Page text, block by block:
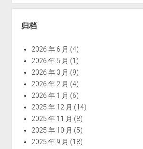
归档
2026 年 6 月 (4)
2026 年 5 月 (1)
2026 年 3 月 (9)
2026 年 2 月 (4)
2026 年 1 月 (6)
2025 年 12 月 (14)
2025 年 11 月 (8)
2025 年 10 月 (5)
2025 年 9 月 (18)